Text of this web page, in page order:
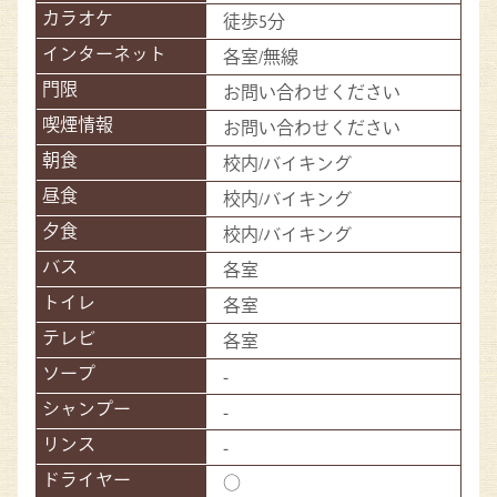
徒歩5分
各室/無線
お問い合わせください
お問い合わせください
校内/バイキング
校内/バイキング
校内/バイキング
各室
各室
各室
-
-
-
○